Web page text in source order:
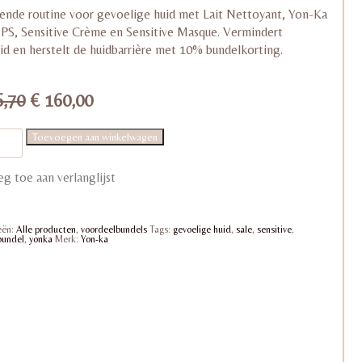
routine voor gevoelige huid met Lait Nettoyant, Yon-Ka
Sensitive Crème en Sensitive Masque. Vermindert
en herstelt de huidbarrière met 10% bundelkorting.
Oorspronkelijke
was:
€160,00Huidige
is:
Toevoegen aan winkelwagen
toe aan verlanglijst
Alle producten, voordeelbundels Tags: gevoelige huid, sale, sensitive,
, yonka Merk: Yon-ka